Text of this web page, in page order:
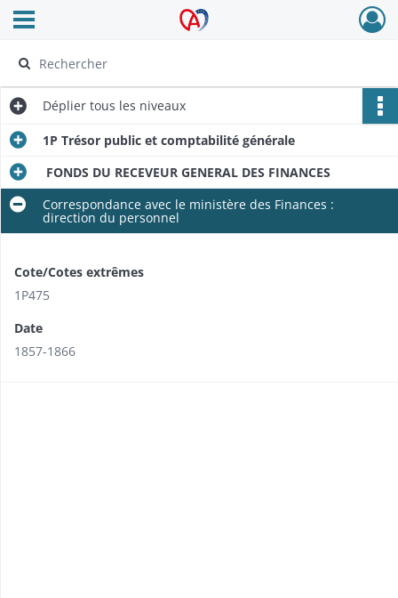
Archives Alsace - Colmar
Ouvrir le menu déroulant
Déplier tous les niveaux
1P Trésor public et comptabilité générale
FONDS DU RECEVEUR GENERAL DES FINANCES
Correspondance avec le ministère des Finances :
direction du personnel
Cote/Cotes extrêmes
1P475
Date
1857-1866